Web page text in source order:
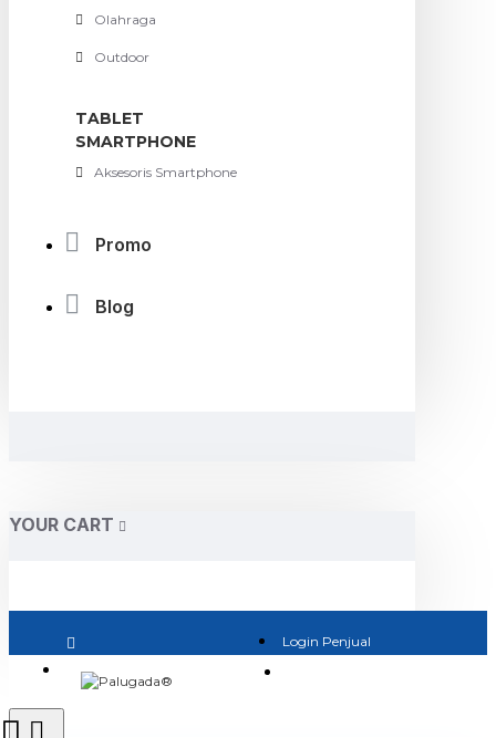
Olahraga
Outdoor
TABLET
SMARTPHONE
Aksesoris Smartphone
Promo
Blog
YOUR CART
Login Penjual